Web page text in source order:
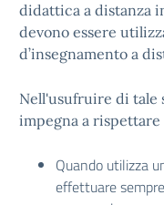
didattica a distanza
devono essere
d’insegnamento a
Nell'usufruire di tale
impegna a rispettare
Quando utilizza
effettuare